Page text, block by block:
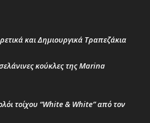
και Δημιουργικά Τραπεζάκια
κούκλες της Marina
τοίχου “White & White” από τον